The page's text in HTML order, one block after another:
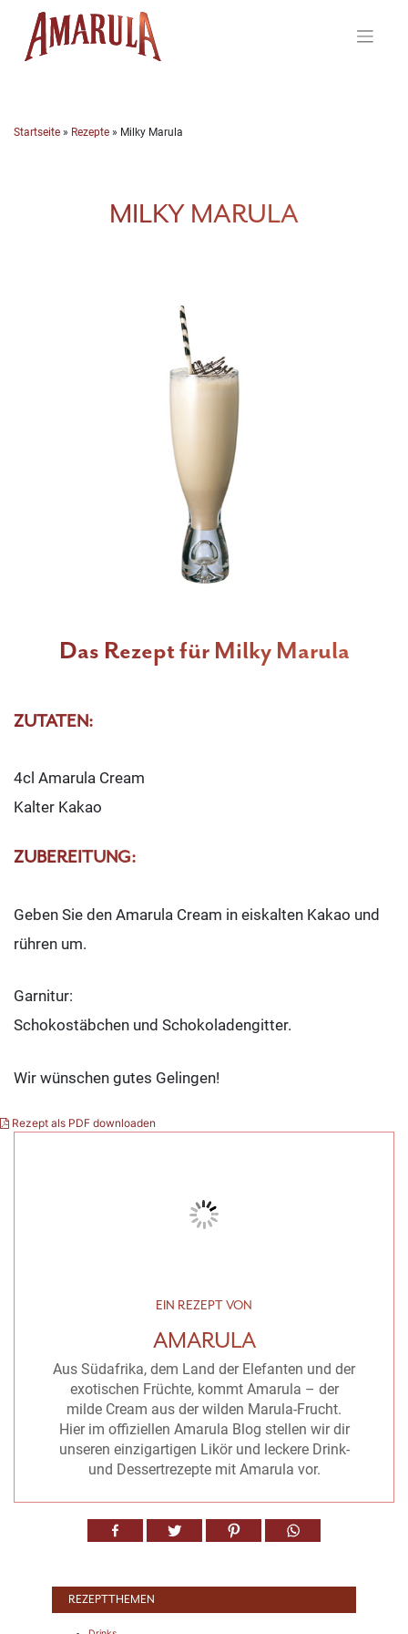
content
Startseite » Rezepte » Milky Marula
MILKY MARULA
Das Rezept für Milky Marula
ZUTATEN:
4cl Amarula Cream
Kalter Kakao
ZUBEREITUNG:
Geben Sie den Amarula Cream in eiskalten Kakao und
rühren um.
Garnitur:
Schokostäbchen und Schokoladengitter.
Wir wünschen gutes Gelingen!
Rezept als PDF downloaden
EIN REZEPT VON
AMARULA
Aus Südafrika, dem Land der Elefanten und der
exotischen Früchte, kommt Amarula – der
milde Cream aus der wilden Marula-Frucht.
Hier im offiziellen Amarula Blog stellen wir dir
unseren einzigartigen Likör und leckere Drink-
und Dessertrezepte mit Amarula vor.
REZEPTTHEMEN